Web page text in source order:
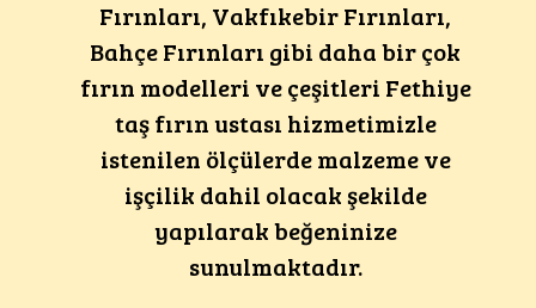
Fırınları, Vakfıkebir Fırınları,
Bahçe Fırınları gibi daha bir çok
fırın modelleri ve çeşitleri Fethiye
taş fırın ustası hizmetimizle
istenilen ölçülerde malzeme ve
işçilik dahil olacak şekilde
yapılarak beğeninize
sunulmaktadır.